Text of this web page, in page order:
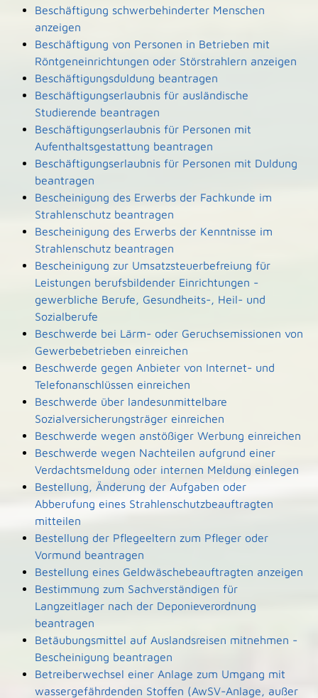
Beschäftigung schwerbehinderter Menschen
anzeigen
Beschäftigung von Personen in Betrieben mit
Röntgeneinrichtungen oder Störstrahlern anzeigen
Beschäftigungsduldung beantragen
Beschäftigungserlaubnis für ausländische
Studierende beantragen
Beschäftigungserlaubnis für Personen mit
Aufenthaltsgestattung beantragen
Beschäftigungserlaubnis für Personen mit Duldung
beantragen
Bescheinigung des Erwerbs der Fachkunde im
Strahlenschutz beantragen
Bescheinigung des Erwerbs der Kenntnisse im
Strahlenschutz beantragen
Bescheinigung zur Umsatzsteuerbefreiung für
Leistungen berufsbildender Einrichtungen -
gewerbliche Berufe, Gesundheits-, Heil- und
Sozialberufe
Beschwerde bei Lärm- oder Geruchsemissionen von
Gewerbebetrieben einreichen
Beschwerde gegen Anbieter von Internet- und
Telefonanschlüssen einreichen
Beschwerde über landesunmittelbare
Sozialversicherungsträger einreichen
Beschwerde wegen anstößiger Werbung einreichen
Beschwerde wegen Nachteilen aufgrund einer
Verdachtsmeldung oder internen Meldung einlegen
Bestellung, Änderung der Aufgaben oder
Abberufung eines Strahlenschutzbeauftragten
mitteilen
Bestellung der Pflegeeltern zum Pfleger oder
Vormund beantragen
Bestellung eines Geldwäschebeauftragten anzeigen
Bestimmung zum Sachverständigen für
Langzeitlager nach der Deponieverordnung
beantragen
Betäubungsmittel auf Auslandsreisen mitnehmen -
Bescheinigung beantragen
Betreiberwechsel einer Anlage zum Umgang mit
wassergefährdenden Stoffen (AwSV-Anlage, außer